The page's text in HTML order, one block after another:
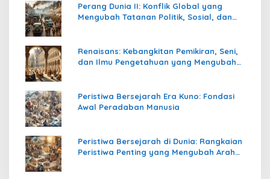
Perang Dunia II: Konflik Global yang
Mengubah Tatanan Politik, Sosial, dan
Renaisans: Kebangkitan Pemikiran, Seni,
dan Ilmu Pengetahuan yang Mengubah
Peristiwa Bersejarah Era Kuno: Fondasi
Awal Peradaban Manusia
Peristiwa Bersejarah di Dunia: Rangkaian
Peristiwa Penting yang Mengubah Arah